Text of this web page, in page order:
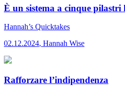
È un sistema a cinque pilastri
Hannah’s Quicktakes
02.12.2024, Hannah Wise
Rafforzare l’indipendenza